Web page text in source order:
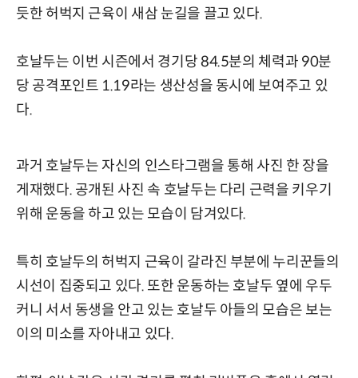
듯한 허벅지 근육이 새삼 눈길을 끌고 있다.
호날두는 이번 시즌에서 경기당 84.5분의 체력과 90분
당 공격포인트 1.19라는 생산성을 동시에 보여주고 있
다.
과거 호날두는 자신의 인스타그램을 통해 사진 한 장을
게재했다. 공개된 사진 속 호날두는 다리 근력을 키우기
위해 운동을 하고 있는 모습이 담겨있다.
특히 호날두의 허벅지 근육이 갈라진 부분에 누리꾼들의
시선이 집중되고 있다. 또한 운동하는 호날두 옆에 우두
커니 서서 동생을 안고 있는 호날두 아들의 모습은 보는
이의 미소를 자아내고 있다.